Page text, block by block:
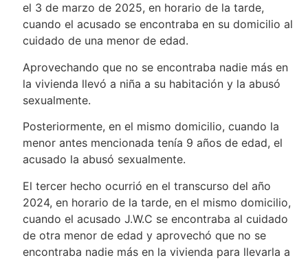
el 3 de marzo de 2025, en horario de la tarde,
cuando el acusado se encontraba en su domicilio al
cuidado de una menor de edad.
Aprovechando que no se encontraba nadie más en
la vivienda llevó a niña a su habitación y la abusó
sexualmente.
Posteriormente, en el mismo domicilio, cuando la
menor antes mencionada tenía 9 años de edad, el
acusado la abusó sexualmente.
El tercer hecho ocurrió en el transcurso del año
2024, en horario de la tarde, en el mismo domicilio,
cuando el acusado J.W.C se encontraba al cuidado
de otra menor de edad y aprovechó que no se
encontraba nadie más en la vivienda para llevarla a